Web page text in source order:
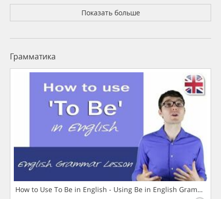
Показать больше
Грамматика
How to Use To Be in English - Using Be in English Grammar